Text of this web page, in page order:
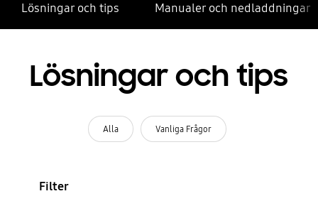
Lösningar och tips Manualer och nedladdningar
Lösningar och tips
Alla Vanliga Frågor
Filter